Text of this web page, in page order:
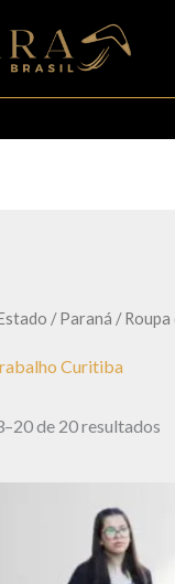
/Paraná /
Curitiba
de 20 resultados